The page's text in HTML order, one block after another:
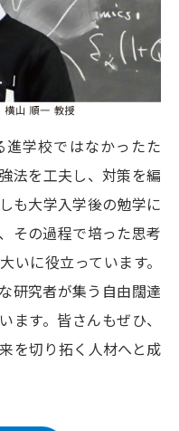
学校ではなかったた
法を工夫し、対策を編
も大学入学後の勉学に
その過程で培った思考
いに役立っています。
研究者が集う自由闊達
ます。皆さんもぜひ、
を切り拓く人材へと成